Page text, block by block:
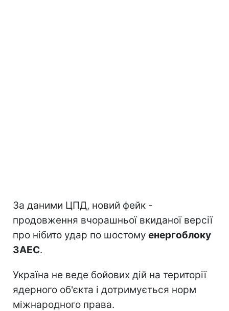
За даними ЦПД, новий фейк -
продовження вчорашньої вкиданої версії
про нібито удар по шостому енергоблоку
ЗАЕС.
Україна не веде бойових дій на території
ядерного об'єкта і дотримується норм
міжнародного права.